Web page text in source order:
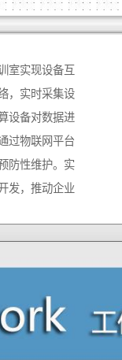
室实现设备互
，实时采集设
设备对数据进
过物联网平台
防性维护。实
发，推动企业